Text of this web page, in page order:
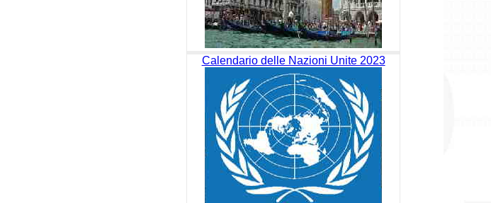
Calendario delle Nazioni Unite 2023